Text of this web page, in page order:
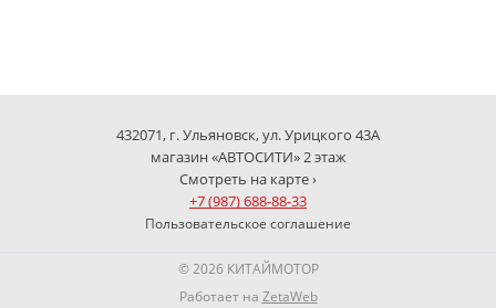
432071, г. Ульяновск, ул. Урицкого 43А
магазин «АВТОСИТИ» 2 этаж
Смотреть на карте ›
+7 (987) 688-88-33
Пользовательское соглашение
© 2026 КИТАЙМОТОР
Работает на ZetaWeb